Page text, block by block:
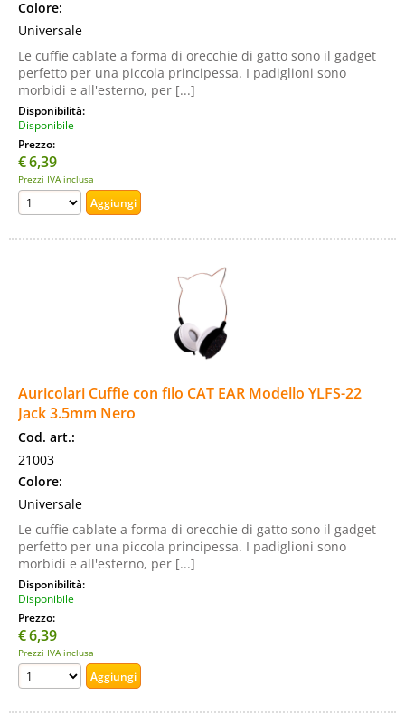
Colore:
Universale
Le cuffie cablate a forma di orecchie di gatto sono il gadget
perfetto per una piccola principessa. I padiglioni sono
morbidi e all'esterno, per [...]
Disponibilità:
Disponibile
Prezzo:
€6,39
Prezzi IVA inclusa
Auricolari Cuffie con filo CAT EAR Modello YLFS-22
Jack 3.5mm Nero
Cod. art.:
21003
Colore:
Universale
Le cuffie cablate a forma di orecchie di gatto sono il gadget
perfetto per una piccola principessa. I padiglioni sono
morbidi e all'esterno, per [...]
Disponibilità:
Disponibile
Prezzo:
€6,39
Prezzi IVA inclusa